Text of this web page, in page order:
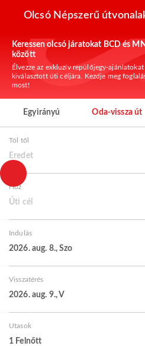
Olcsó Népszerű
Keressen olcsó járatokat BCD és
között
Élvezze az exkluzív repülőjegy-ajánlatokat
kiválasztott úti céljára. Kezdje meg
most!
Egyirányú Oda-vissza út
Tól től
Eredet
Hoz
Úti cél
Indulás
2026. aug. 8., Szo
Visszatérés
2026. aug. 9., V
Utasok
1 Felnőtt